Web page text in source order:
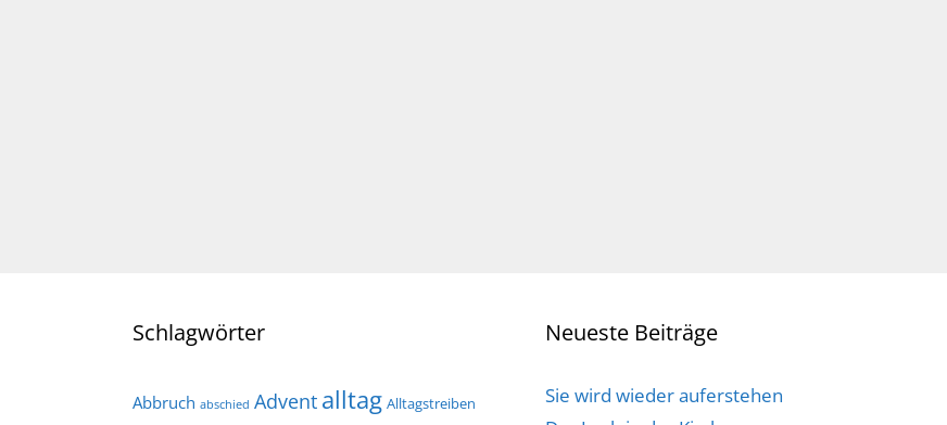
Schlagwörter
Abbruch abschied Advent alltag Alltagstreiben
Neueste Beiträge
Sie wird wieder auferstehen